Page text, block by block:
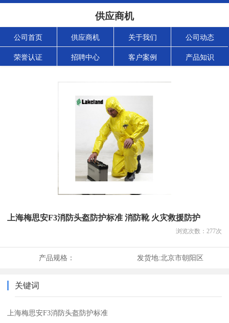
供应商机
公司首页 供应商机 关于我们 公司动态
荣誉认证 招聘中心 客户案例 产品知识
上海梅思安F3消防头盔防护标准 消防靴 火灾救援防护
浏览次数： 277次
产品规格： 发货地:北京市朝阳区
关键词
上海梅思安F3消防头盔防护标准